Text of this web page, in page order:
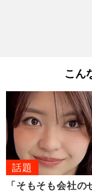
こん
話題
「そもそも会社の